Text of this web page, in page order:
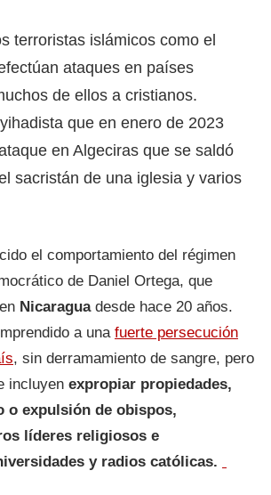
terroristas islámicos como el
ataques en países
de ellos a cristianos.
que en enero de 2023
en Algeciras que se saldó
sacristán de una iglesia y varios
el comportamiento del régimen
de Daniel Ortega, que
Nicaragua desde hace 20 años.
a una fuerte persecución
, sin derramamiento de sangre, pero
incluyen expropiar propiedades,
o expulsión de obispos,
líderes religiosos e
y radios católicas.